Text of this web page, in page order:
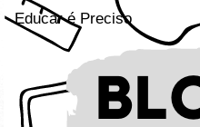
Educar é Preciso